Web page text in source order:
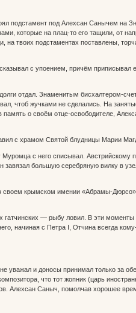
подстамент под Алехсан Санычем на
которые на плац-то его тащили, от
на твоих подстаментах поставлены,
с упоением, причём приписывал
отдал. Знаменитым бисхалтером-
чтоб жучками не сделались. На
о своём отце-освободителе,
с храмом Святой блудницы Марии
с него списывал. Австрийскому
завязал большую серебряную вилку в
своем крымском имении «Абрамы-
гатчинских — рыбу ловил. В эти
начиная с Петра I, Отчина всегда
уважал и доносы принимал только за
что тот жопник (царь
Алехсан Саныч, помолчав хорошее